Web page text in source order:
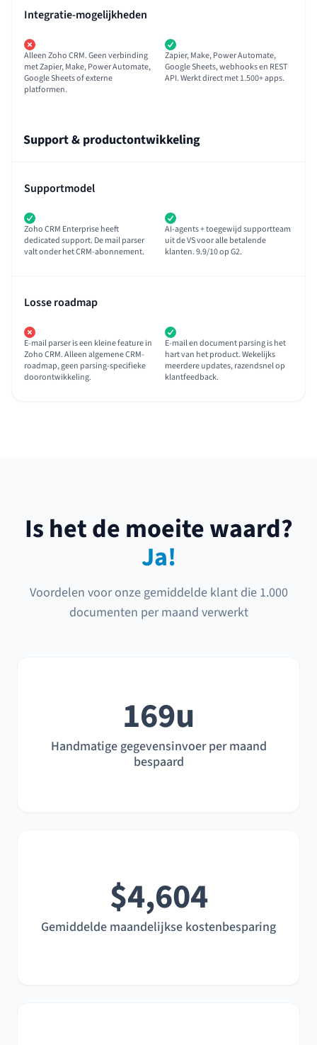
Integratie-mogelijkheden
Alleen Zoho CRM. Geen verbinding
met Zapier, Make, Power Automate,
Google Sheets of externe
platformen.
Zapier, Make, Power Automate,
Google Sheets, webhooks en REST
API. Werkt direct met 1.500+ apps.
Support & productontwikkeling
Supportmodel
Zoho CRM Enterprise heeft
dedicated support. De mail parser
valt onder het CRM-abonnement.
AI-agents + toegewijd supportteam
uit de VS voor alle betalende
klanten. 9.9/10 op G2.
Losse roadmap
E-mail parser is een kleine feature in
Zoho CRM. Alleen algemene CRM-
roadmap, geen parsing-specifieke
doorontwikkeling.
E-mail en document parsing is het
hart van het product. Wekelijks
meerdere updates, razendsnel op
klantfeedback.
Is het de moeite waard?
Ja!
Voordelen voor onze gemiddelde klant die 1.000
documenten per maand verwerkt
169u
Handmatige gegevensinvoer per maand
bespaard
$4,604
Gemiddelde maandelijkse kostenbesparing